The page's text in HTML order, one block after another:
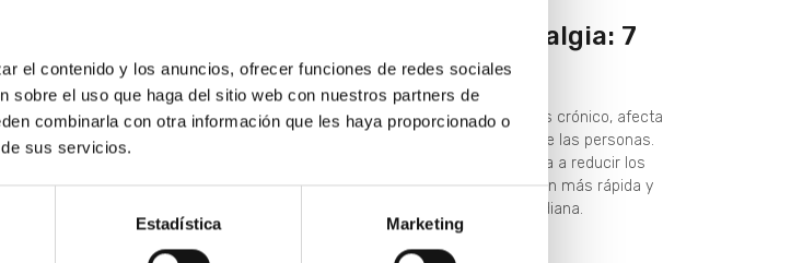
el contenido y los anuncios, ofrecer funciones de redes sociales
el uso que haga del sitio web con nuestros partners de
combinarla con otra información que les haya proporcionado o
sus servicios.
Estadística Marketing
y el dolor de espalda. Pequeños
estar de pie, dormir y levantar
la diferencia.
Cómo aliviar la lumbalgia: 7
consejos prácticos
El dolor lumbar, sobre todo cuando es crónico, afecta
negativamente a la calidad de vida de las personas.
Saber cómo aliviar la lumbalgia ayuda a reducir los
síntomas, favorecer una recuperación más rápida y
minimizar su impacto en la vida cotidiana.